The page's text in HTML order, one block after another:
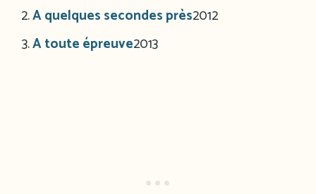
A quelques secondes près2012
A toute épreuve2013